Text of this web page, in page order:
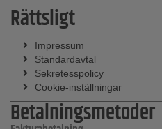
Rättsligt
Impressum
Standardavtal
Sekretesspolicy
Cookie-inställningar
Betalningsmetoder